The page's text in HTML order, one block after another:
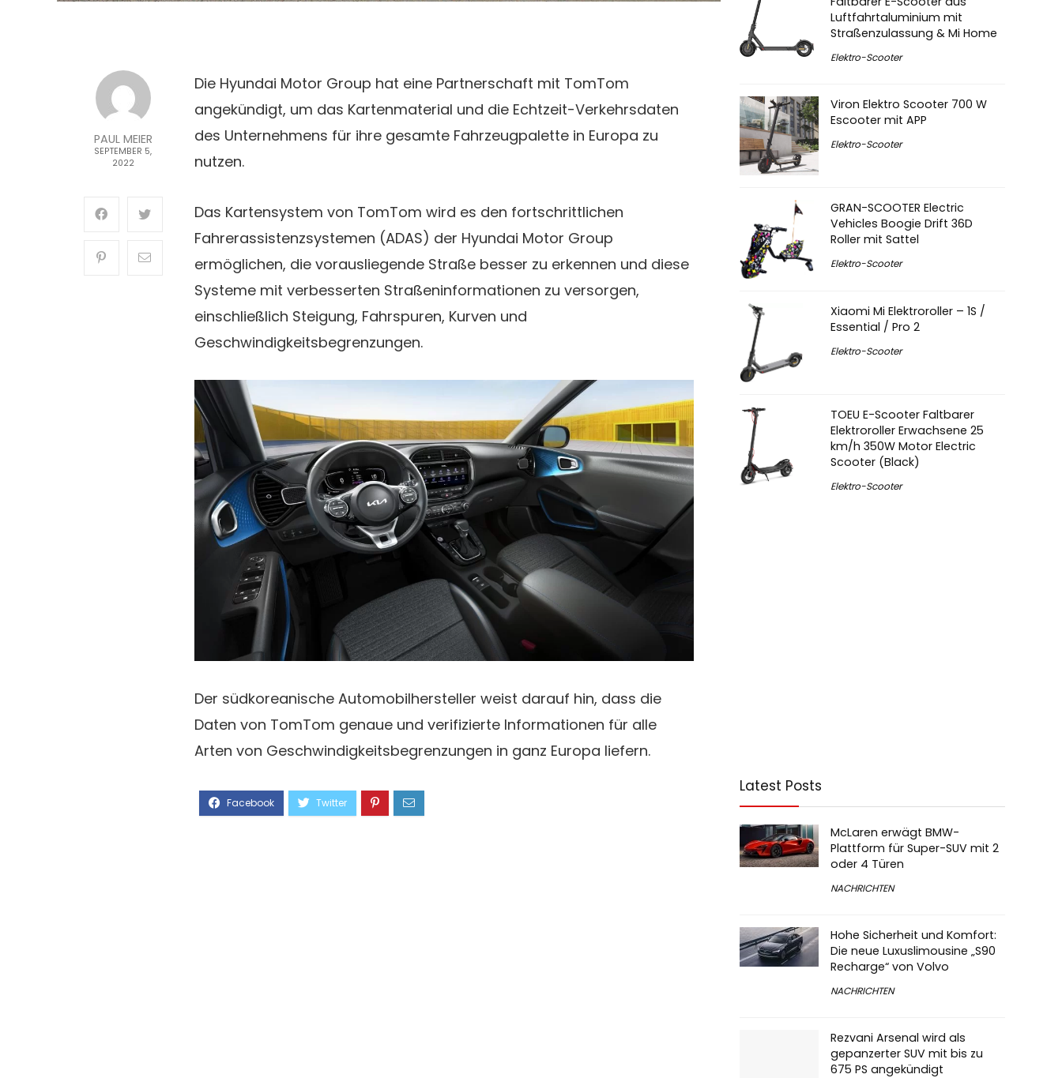
PAUL MEIER
SEPTEMBER 5,
2022
Die Hyundai Motor Group hat eine Partnerschaft mit TomTom
angekündigt, um das Kartenmaterial und die Echtzeit-Verkehrsdaten
des Unternehmens für ihre gesamte Fahrzeugpalette in Europa zu
nutzen.
Das Kartensystem von TomTom wird es den fortschrittlichen
Fahrerassistenzsystemen (ADAS) der Hyundai Motor Group
ermöglichen, die vorausliegende Straße besser zu erkennen und diese
Systeme mit verbesserten Straßeninformationen zu versorgen,
einschließlich Steigung, Fahrspuren, Kurven und
Geschwindigkeitsbegrenzungen.
Der südkoreanische Automobilhersteller weist darauf hin, dass die
Daten von TomTom genaue und verifizierte Informationen für alle
Arten von Geschwindigkeitsbegrenzungen in ganz Europa liefern.
Luftfahrtaluminium mit
Straßenzulassung & Mi Home
Elektro-Scooter
Viron Elektro Scooter 700 W
Escooter mit APP
Elektro-Scooter
GRAN-SCOOTER Electric
Vehicles Boogie Drift 36D
Roller mit Sattel
Elektro-Scooter
Xiaomi Mi Elektroroller – 1S /
Essential / Pro 2
Elektro-Scooter
TOEU E-Scooter Faltbarer
Elektroroller Erwachsene 25
km/h 350W Motor Electric
Scooter (Black)
Elektro-Scooter
Latest Posts
McLaren erwägt BMW-
Plattform für Super-SUV mit 2
oder 4 Türen
NACHRICHTEN
Hohe Sicherheit und Komfort:
Die neue Luxuslimousine „S90
Recharge“ von Volvo
NACHRICHTEN
Rezvani Arsenal wird als
gepanzerter SUV mit bis zu
675 PS angekündigt